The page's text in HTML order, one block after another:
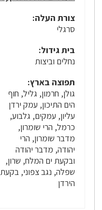
צורת העלה:
סרגלי
בית גידול:
נחלים וביצות
תפוצה בארץ:
גולן, חרמון, גליל, חוף
הים התיכון, עמק ירדן
עליון, עמקים, גלבוע,
כרמל, הרי שומרון,
מדבר שומרון, הרי
יהודה, מדבר יהודה
ובקעת ים המלח, שרון,
שפלה, נגב צפוני, בקעת
הירדן